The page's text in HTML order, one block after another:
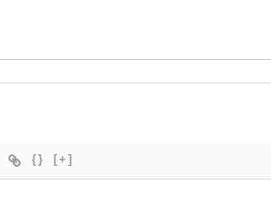
{} [+]